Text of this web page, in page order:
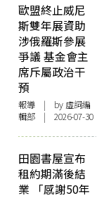
歐盟終止威尼
斯雙年展資助
涉俄羅斯參展
爭議 基金會主
席斥屬政治干
預
報導 | by 虛詞編
輯部 | 2026-07-30
田園書屋宣布
租約期滿後結
業 「感謝50年